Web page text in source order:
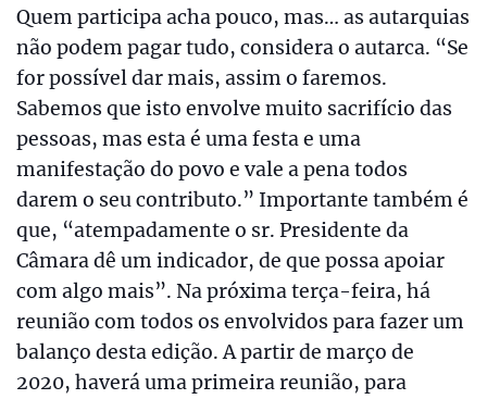
Quem participa acha pouco, mas… as autarquias
não podem pagar tudo, considera o autarca. “Se
for possível dar mais, assim o faremos.
Sabemos que isto envolve muito sacrifício das
pessoas, mas esta é uma festa e uma
manifestação do povo e vale a pena todos
darem o seu contributo.” Importante também é
que, “atempadamente o sr. Presidente da
Câmara dê um indicador, de que possa apoiar
com algo mais”. Na próxima terça-feira, há
reunião com todos os envolvidos para fazer um
balanço desta edição. A partir de março de
2020, haverá uma primeira reunião, para